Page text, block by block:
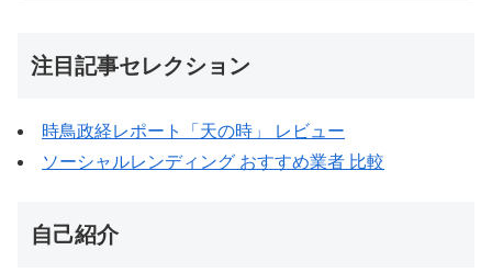
注目記事セレクション
時鳥政経レポート「天の時」 レビュー
ソーシャルレンディング おすすめ業者 比較
自己紹介